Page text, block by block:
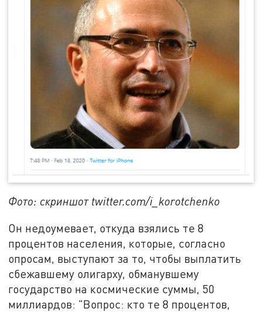
Фото: скриншот twitter.com/i_korotchenko
Он недоумевает, откуда взялись те 8
процентов населения, которые, согласно
опросам, выступают за то, чтобы выплатить
сбежавшему олигарху, обманувшему
государство на космические суммы, 50
миллиардов: "Вопрос: кто те 8 процентов,